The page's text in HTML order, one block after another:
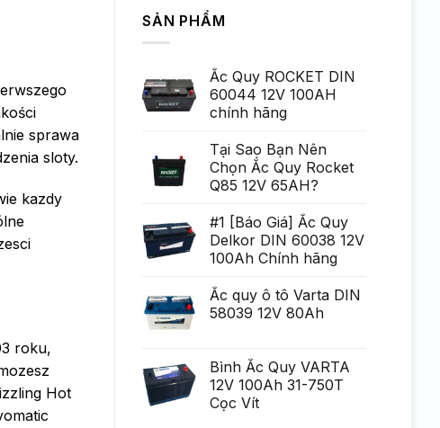
sprawa
sloty.
kazdy
roku,
Hot
toate
acestea
Generare
Eminent
luận
ở
variabilitatea
poate
fi
uria?
tiga
mult
mai
Chirurgie
mult
mai
pu?
SẢN PHẨM
Ắc Quy ROCKET DIN
60044 12V 100AH
chính hãng
Tại Sao Bạn Nên
Chọn Ắc Quy Rocket
Q85 12V 65AH?
#1 [Báo Giá] Ắc Quy
Delkor DIN 60038 12V
100Ah Chính hãng
Ắc quy ô tô Varta DIN
58039 12V 80Ah
Bình Ắc Quy VARTA
12V 100Ah 31-750T
Cọc Vít